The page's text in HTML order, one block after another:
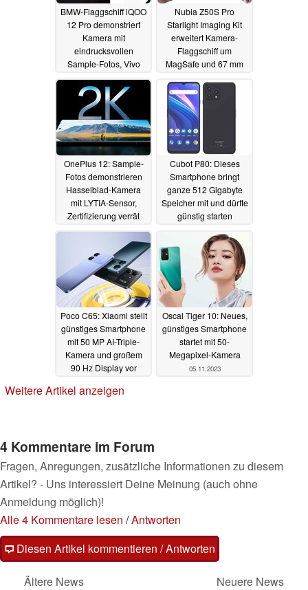
BMW-Flaggschiff iQOO
12 Pro demonstriert
Kamera mit
eindrucksvollen
Sample-Fotos, Vivo
06.11.2023
Nubia Z50S Pro
Starlight Imaging Kit
erweitert Kamera-
Flaggschiff um
MagSafe und 67 mm
05.11.2023
OnePlus 12: Sample-
Fotos demonstrieren
Hasselblad-Kamera
mit LYTIA-Sensor,
Zertifizierung verrät
05.11.2023
Cubot P80: Dieses
Smartphone bringt
ganze 512 Gigabyte
Speicher mit und dürfte
günstig starten
Poco C65: Xiaomi stellt
günstiges Smartphone
mit 50 MP AI-Triple-
Kamera und großem
90 Hz Display vor
Oscal Tiger 10: Neues,
günstiges Smartphone
startet mit 50-
Megapixel-Kamera
05.11.2023
Weitere Artikel anzeigen
4 Kommentare im Forum
Fragen, Anregungen, zusätzliche Informationen zu diesem
Artikel? - Uns interessiert Deine Meinung (auch ohne
Anmeldung möglich)!
Alle 4 Kommentare lesen /Antworten
Diesen Artikel kommentieren / Antworten
Ältere News
Neuere News